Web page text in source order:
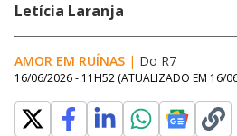
Letícia Laranja
AMOR EM RUÍNAS | Do R7
16/06/2026 - 11H52 (ATUALIZADO EM 16/